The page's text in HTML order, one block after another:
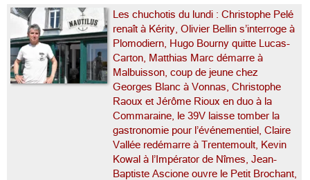
Les chuchotis du lundi : Christophe Pelé
renaît à Kérity, Olivier Bellin s’interroge à
Plomodiern, Hugo Bourny quitte Lucas-
Carton, Matthias Marc démarre à
Malbuisson, coup de jeune chez
Georges Blanc à Vonnas, Christophe
Raoux et Jérôme Rioux en duo à la
Commaraine, le 39V laisse tomber la
gastronomie pour l’événementiel, Claire
Vallée redémarre à Trentemoult, Kevin
Kowal à l’Impérator de Nîmes, Jean-
Baptiste Ascione ouvre le Petit Brochant,